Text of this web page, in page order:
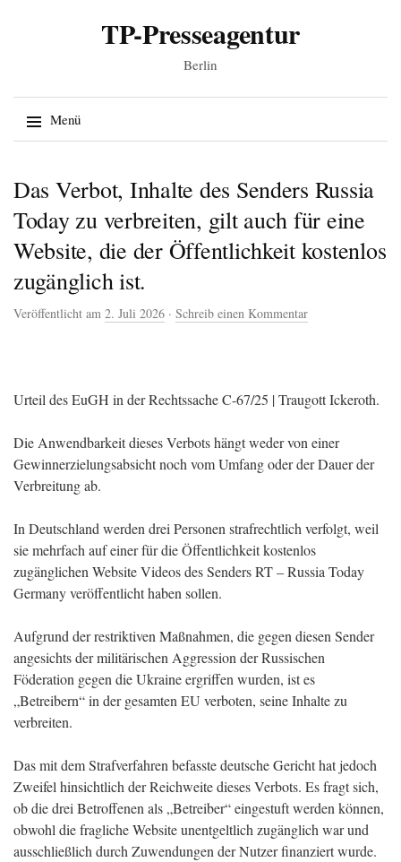
TP-Presseagentur
Berlin
Menü
Das Verbot, Inhalte des Senders Russia
Today zu verbreiten, gilt auch für eine
Website, die der Öffentlichkeit kostenlos
zugänglich ist.
Veröffentlicht am 2. Juli 2026 · Schreib einen Kommentar
Urteil des EuGH in der Rechtssache C-67/25 | Traugott Ickeroth.
Die Anwendbarkeit dieses Verbots hängt weder von einer
Gewinnerzielungsabsicht noch vom Umfang oder der Dauer der
Verbreitung ab.
In Deutschland werden drei Personen strafrechtlich verfolgt, weil
sie mehrfach auf einer für die Öffentlichkeit kostenlos
zugänglichen Website Videos des Senders RT – Russia Today
Germany veröffentlicht haben sollen.
Aufgrund der restriktiven Maßnahmen, die gegen diesen Sender
angesichts der militärischen Aggression der Russischen
Föderation gegen die Ukraine ergriffen wurden, ist es
„Betreibern“ in der gesamten EU verboten, seine Inhalte zu
verbreiten.
Das mit dem Strafverfahren befasste deutsche Gericht hat jedoch
Zweifel hinsichtlich der Reichweite dieses Verbots. Es fragt sich,
ob die drei Betroffenen als „Betreiber“ eingestuft werden können,
obwohl die fragliche Website unentgeltlich zugänglich war und
ausschließlich durch Zuwendungen der Nutzer finanziert wurde.